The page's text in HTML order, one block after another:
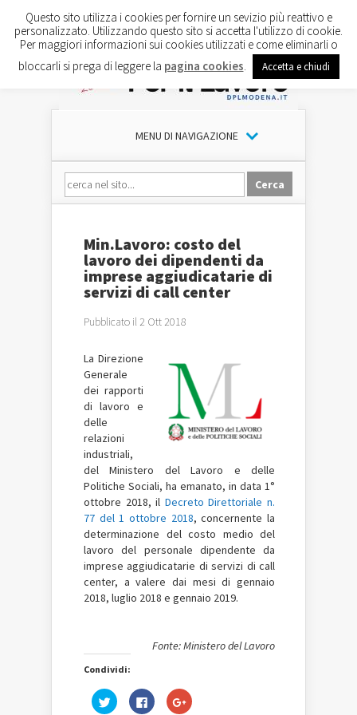
MENU DI NAVIGAZIONE
Min.Lavoro: costo del
lavoro dei dipendenti da
imprese aggiudicatarie di
servizi di call center
Pubblicato il 2 Ott 2018
La Direzione
Generale
dei rapporti
di lavoro e
delle
relazioni
industriali,
del Ministero del Lavoro e delle
Politiche Sociali, ha emanato, in data 1°
ottobre 2018, il Decreto Direttoriale n.
77 del 1 ottobre 2018, concernente la
determinazione del costo medio del
lavoro del personale dipendente da
imprese aggiudicatarie di servizi di call
center, a valere dai mesi di gennaio
2018, luglio 2018 e gennaio 2019.
Fonte: Ministero del Lavoro
Condividi:
Fai
clic
Fai
clic
Fai
clic
Questo sito utilizza i cookies per fornire un sevizio più reattivo e
personalizzato. Utilizzando questo sito si accetta l'utilizzo di cookie.
Per maggiori informazioni sui cookies utilizzati e come eliminarli o
bloccarli si prega di leggere la pagina cookies Accetta e chiudi